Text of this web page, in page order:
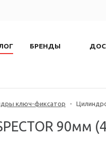
БРЕНДЫ
ключ-фиксатор -
90мм